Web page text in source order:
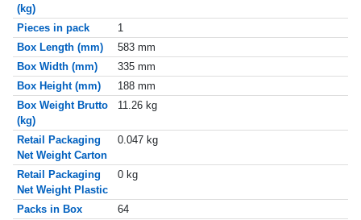
(kg)
Pieces in pack
1
Box Length (mm)
583 mm
Box Width (mm)
335 mm
Box Height (mm)
188 mm
Box Weight Brutto
(kg)
11.26 kg
Retail Packaging
Net Weight Carton
0.047 kg
Retail Packaging
Net Weight Plastic
0 kg
Packs in Box
64